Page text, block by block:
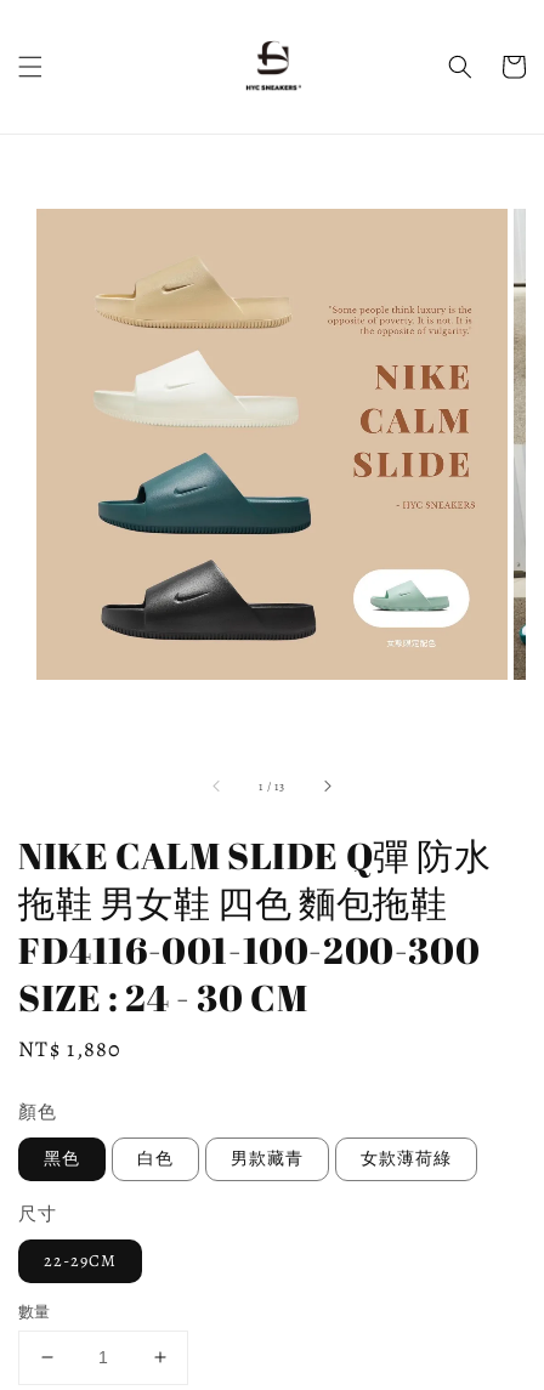
1 /13
NIKE CALM SLIDE Q彈 防水
拖鞋 男女鞋 四色 麵包拖鞋
FD4116-001-100-200-300
SIZE : 24 - 30 CM
Regular
NT$ 1,880
顏色
黑色 白色 男款藏青 女款薄荷綠
尺寸
22-29CM
數量